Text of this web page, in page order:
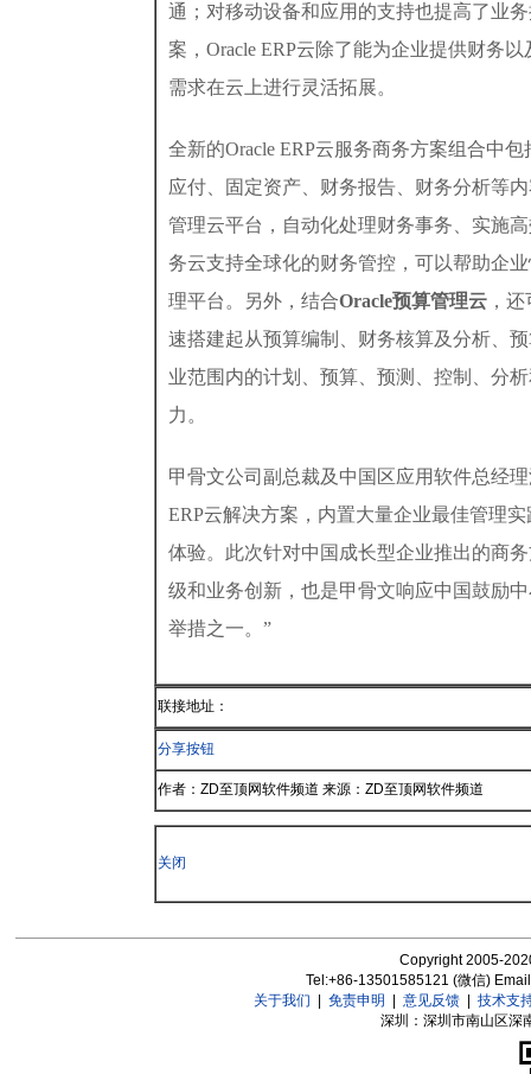
通；对移动设备和应用的支持也提高了业
案，Oracle ERP云除了能为企业提供财务
需求在云上进行灵活拓展。
全新的Oracle ERP云服务商务方案组合中包
应付、固定资产、财务报告、财务分析等
管理云平台，自动化处理财务事务、实施
务云支持全球化的财务管控，可以帮助企
理平台。另外，结合Oracle预算管理云 ，
速搭建起从预算编制、财务核算及分析、
业范围内的计划、预算、预测、控制、分
力。
甲骨文公司副总裁及中国区应用软件总经
ERP云解决方案，内置大量企业最佳管理
体验。此次针对中国成长型企业推出的商
级和业务创新，也是甲骨文响应中国鼓励
举措之一。”
联接地址：
分享按钮
作者：ZD至顶网软件频道 来源：ZD至顶网软件频道
关闭
Copyright 2005-
Tel:+86-13501585121 (微信)
关于我们
免责申明 意见反馈
技术支
深圳：深圳市南山区深